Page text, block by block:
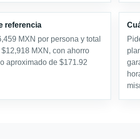
referencia
MXN por persona y total
MXN, con ahorro
aproximado de $171.92